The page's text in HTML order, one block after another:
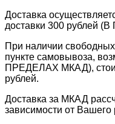
Доставка
доставки 300 рублей
При наличии
пункте самовывоза,
ПРЕДЕЛАХ МКАД),
рублей.
Доставка за МКАД
зависимости от Вашего